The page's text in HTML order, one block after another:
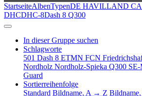
StartseiteAlbenTypenDE HAVILLAND
DHCDHC-8Dash 8 Q300
In dieser Gruppe suchen
Schlagworte
501 Dash 8 ETMN FCN
Nordholz Nordholz-Spieka Q300
Guard
Sortierreihenfolge
Standard Bildname, A → Z